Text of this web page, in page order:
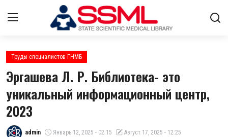
Авторизоваться
Главная
Архив журналов Узбекистана
О нас
Труды специалистов ГНМБ
Эргашева Л. Р. Библиотека- это
уникальный информационный центр,
2023
admin Январь 12, 2025 - 02:15
Август 17, 2025 - 12:25